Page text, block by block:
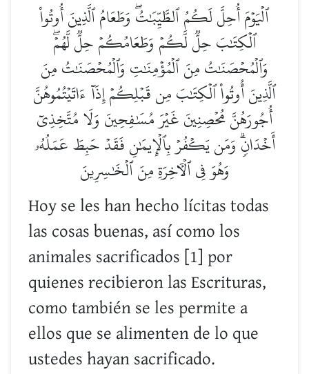
ٱلۡيَوۡمَ أُحِلَّ لَكُمُ ٱلطَّيِّبَٰتُۖ وَطَعَامُ ٱلَّذِينَ أُوتُواْ
ٱلۡكِتَٰبَ حِلّٞ لَّكُمۡ وَطَعَامُكُمۡ حِلّٞ لَّهُمۡۖ
وَٱلۡمُحۡصَنَٰتُ مِنَ ٱلۡمُؤۡمِنَٰتِ وَٱلۡمُحۡصَنَٰتُ مِنَ
ٱلَّذِينَ أُوتُواْ ٱلۡكِتَٰبَ مِن قَبۡلِكُمۡ إِذَآ ءَاتَيۡتُمُوهُنَّ
أُجُورَهُنَّ مُحۡصِنِينَ غَيۡرَ مُسَٰفِحِينَ وَلَا مُتَّخِذِيٓ
أَخۡدَانٖۗ وَمَن يَكۡفُرۡ بِٱلۡإِيمَٰنِ فَقَدۡ حَبِطَ عَمَلُهُۥ
وَهُوَ فِي ٱلۡأٓخِرَةِ مِنَ ٱلۡخَٰسِرِينَ
Hoy se les han hecho lícitas todas
las cosas buenas, así como los
animales sacrificados [1] por
quienes recibieron las Escrituras,
como también se les permite a
ellos que se alimenten de lo que
ustedes hayan sacrificado.